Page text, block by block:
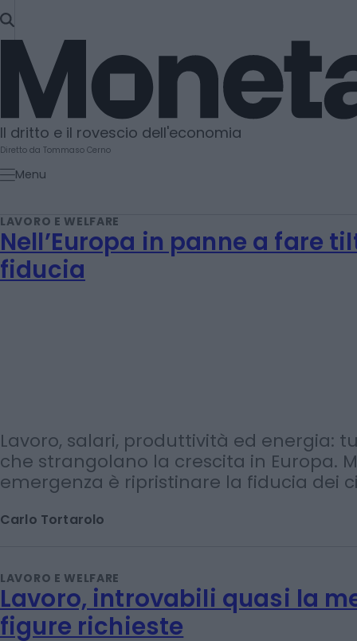
SKIP
TO
CONTENT
Moneta
Il dritto e il rovescio dell'economia
Diretto da Tommaso Cerno
Menu
Lavoro, salari, produttività ed energia:
Carlo Tortarolo